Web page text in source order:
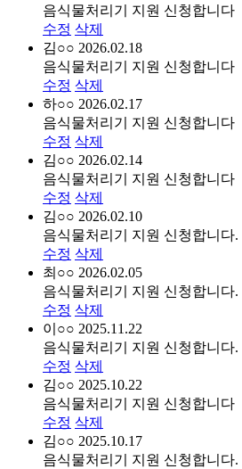
음식물처리기 지원 신청합니다
수정 삭제
김○○ 2026.02.18
음식물처리기 지원 신청합니다
수정 삭제
하○○ 2026.02.17
음식물처리기 지원 신청합니다
수정 삭제
김○○ 2026.02.14
음식물처리기 지원 신청합니다
수정 삭제
김○○ 2026.02.10
음식물처리기 지원 신청합니다.
수정 삭제
최○○ 2026.02.05
음식물처리기 지원 신청합니다.
수정 삭제
이○○ 2025.11.22
음식물처리기 지원 신청합니다.
수정 삭제
김○○ 2025.10.22
음식물처리기 지원 신청합니다
수정 삭제
김○○ 2025.10.17
음식물처리기 지원 신청합니다.